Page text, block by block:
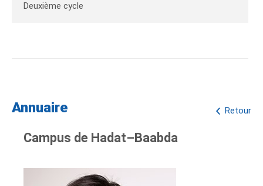
Deuxième cycle
Retour
Annuaire
Campus de Hadat–Baabda